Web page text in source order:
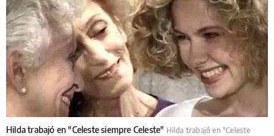
Hilda trabajó en "Celeste siempre Celeste" Hilda trabajó en "Celeste